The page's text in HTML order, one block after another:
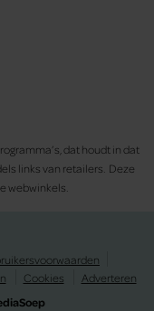
dat houdt in dat
links van retailers. Deze
webwinkels.
Cookies
Adverteren